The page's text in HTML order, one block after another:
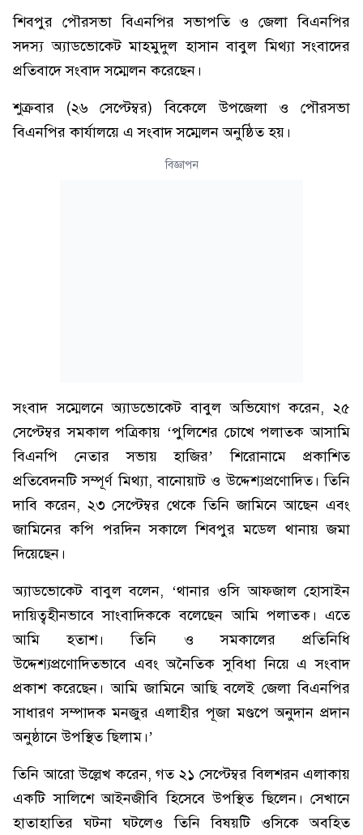
শিবপুর পৌরসভা বিএনপির সভাপতি ও জেলা বিএনপির
সদস্য অ্যাডভোকেট মাহমুদুল হাসান বাবুল মিথ্যা সংবাদের
প্রতিবাদে সংবাদ সম্মেলন করেছেন।
শুক্রবার (২৬ সেপ্টেম্বর) বিকেলে উপজেলা ও পৌরসভা
বিএনপির কার্যালয়ে এ সংবাদ সম্মেলন অনুষ্ঠিত হয়।
বিজ্ঞাপন
সংবাদ সম্মেলনে অ্যাডভোকেট বাবুল অভিযোগ করেন, ২৫
সেপ্টেম্বর সমকাল পত্রিকায় ‘পুলিশের চোখে পলাতক আসামি
বিএনপি নেতার সভায় হাজির’ শিরোনামে প্রকাশিত
প্রতিবেদনটি সম্পূর্ণ মিথ্যা, বানোয়াট ও উদ্দেশ্যপ্রণোদিত। তিনি
দাবি করেন, ২৩ সেপ্টেম্বর থেকে তিনি জামিনে আছেন এবং
জামিনের কপি পরদিন সকালে শিবপুর মডেল থানায় জমা
দিয়েছেন।
অ্যাডভোকেট বাবুল বলেন, ‘থানার ওসি আফজাল হোসাইন
দায়িত্বহীনভাবে সাংবাদিককে বলেছেন আমি পলাতক। এতে
আমি হতাশ। তিনি ও সমকালের প্রতিনিধি
উদ্দেশ্যপ্রণোদিতভাবে এবং অনৈতিক সুবিধা নিয়ে এ সংবাদ
প্রকাশ করেছেন। আমি জামিনে আছি বলেই জেলা বিএনপির
সাধারণ সম্পাদক মনজুর এলাহীর পূজা মণ্ডপে অনুদান প্রদান
অনুষ্ঠানে উপস্থিত ছিলাম।’
তিনি আরো উল্লেখ করেন, গত ২১ সেপ্টেম্বর বিলশরন এলাকায়
একটি সালিশে আইনজীবি হিসেবে উপস্থিত ছিলেন। সেখানে
হাতাহাতির ঘটনা ঘটলেও তিনি বিষয়টি ওসিকে অবহিত